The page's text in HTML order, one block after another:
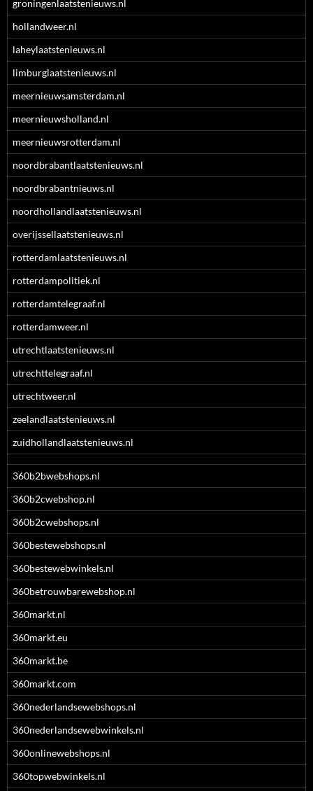
groningenlaatstenieuws.nl
hollandweer.nl
laheylaatstenieuws.nl
limburglaatstenieuws.nl
meernieuwsamsterdam.nl
meernieuwsholland.nl
meernieuwsrotterdam.nl
noordbrabantlaatstenieuws.nl
noordbrabantnieuws.nl
noordhollandlaatstenieuws.nl
overijssellaatstenieuws.nl
rotterdamlaatstenieuws.nl
rotterdampolitiek.nl
rotterdamtelegraaf.nl
rotterdamweer.nl
utrechtlaatstenieuws.nl
utrechttelegraaf.nl
utrechtweer.nl
zeelandlaatstenieuws.nl
zuidhollandlaatstenieuws.nl
360b2bwebshops.nl
360b2cwebshop.nl
360b2cwebshops.nl
360bestewebshops.nl
360bestewebwinkels.nl
360betrouwbarewebshop.nl
360markt.nl
360markt.eu
360markt.be
360markt.com
360nederlandsewebshops.nl
360nederlandsewebwinkels.nl
360onlinewebshops.nl
360topwebwinkels.nl